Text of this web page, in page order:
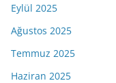
Eylül 2025
Ağustos 2025
Temmuz 2025
Haziran 2025